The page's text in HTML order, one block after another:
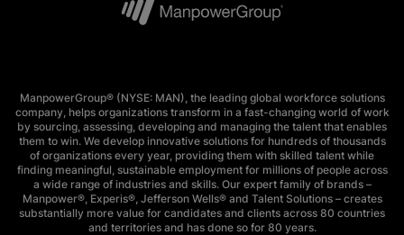
ManpowerGroup® (NYSE: MAN), the leading global workforce solutions
company, helps organizations transform in a fast-changing world of work
by sourcing, assessing, developing and managing the talent that enables
them to win. We develop innovative solutions for hundreds of thousands
of organizations every year, providing them with skilled talent while
finding meaningful, sustainable employment for millions of people across
a wide range of industries and skills. Our expert family of brands –
Manpower®, Experis®, Jefferson Wells® and Talent Solutions – creates
substantially more value for candidates and clients across 80 countries
and territories and has done so for 80 years.